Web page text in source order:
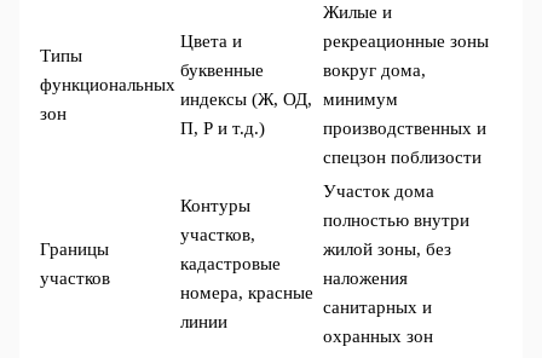
Типы
функциональных
зон
Цвета и
буквенные
индексы (Ж, ОД,
П, Р и т.д.)
Жилые и
рекреационные зоны
вокруг дома,
минимум
производственных и
спецзон поблизости
Границы
участков
Контуры
участков,
кадастровые
номера, красные
линии
Участок дома
полностью внутри
жилой зоны, без
наложения
санитарных и
охранных зон